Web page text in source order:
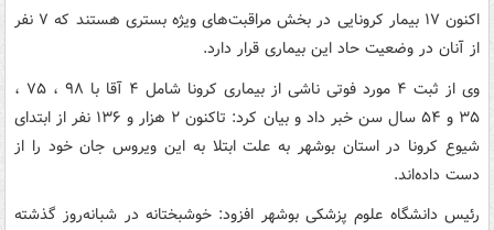
اکنون ۱۷ بیمار کرونایی در بخش مراقبت‌های ویژه بستری هستند که ۷ نفر
از آنان در وضعیت حاد این بیماری قرار دارد.
وی از ثبت ۴ مورد فوتی ناشی از بیماری کرونا شامل ۴ آقا با ۹۸ ، ۷۵ ،
۳۵ و ۵۴ سال سن خبر داد و بیان کرد: تاکنون ۲ هزار و ۱۳۶ نفر از ابتدای
شیوع کرونا در استان بوشهر به علت ابتلا به این ویروس جان خود را از
دست داده‌اند.
رئیس دانشگاه علوم پزشکی بوشهر افزود: خوشبختانه در شبانه‌روز گذشته